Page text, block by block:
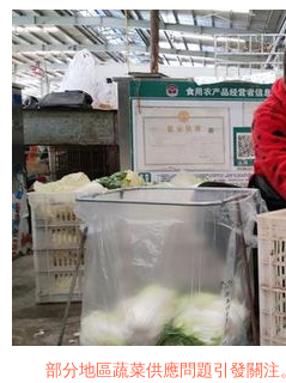
部分地區蔬菜供應問題引發關